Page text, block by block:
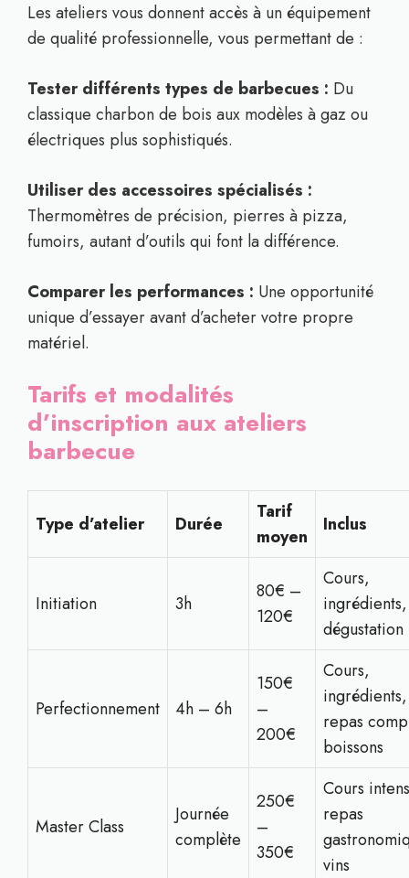
Les ateliers vous donnent accès à un équipement
de qualité professionnelle, vous permettant de :
Tester différents types de barbecues : Du
classique charbon de bois aux modèles à gaz ou
électriques plus sophistiqués.
Utiliser des accessoires spécialisés :
Thermomètres de précision, pierres à pizza,
fumoirs, autant d’outils qui font la différence.
Comparer les performances : Une opportunité
unique d’essayer avant d’acheter votre propre
matériel.
Tarifs et modalités
d’inscription aux ateliers
barbecue
Type d’atelier Durée
Tarif
moyen
Inclus
Initiation 3h
80€ –
120€
Cours,
ingrédients,
dégustation
Perfectionnement 4h – 6h
150€
–
200€
Cours,
ingrédients,
repas
boissons
Master Class
Journée
complète
250€
–
350€
Cours
repas
vins